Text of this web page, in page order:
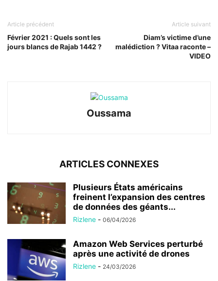
Article précédent
Février 2021 : Quels sont les
jours blancs de Rajab 1442 ?
Article suivant
Diam’s victime d’une
malédiction ? Vitaa raconte –
VIDEO
Oussama
ARTICLES CONNEXES
Plusieurs États américains
freinent l’expansion des centres
de données des géants...
Rizlene - 06/04/2026
Amazon Web Services perturbé
après une activité de drones
Rizlene - 24/03/2026